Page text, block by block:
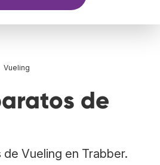
Vueling
de
Vueling en Trabber.